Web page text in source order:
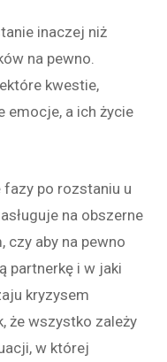
inaczej niż
na pewno.
kwestie,
emocje, a ich życie
fazy po rozstaniu u
na obszerne
czy aby na pewno
partnerkę i w jaki
kryzysem
że wszystko zależy
w której